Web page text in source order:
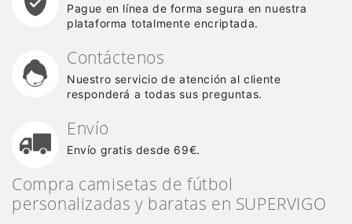
Pague en línea de forma segura en nuestra
plataforma totalmente encriptada.
Contáctenos
Nuestro servicio de atención al cliente
responderá a todas sus preguntas.
Envío
Envío gratis desde 69€.
Compra camisetas de fútbol
personalizadas y baratas en SUPERVIGO